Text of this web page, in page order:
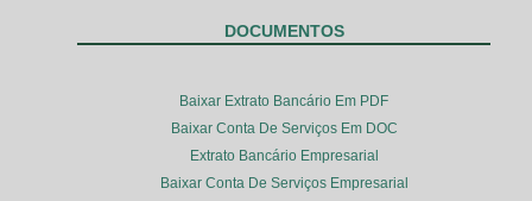
DOCUMENTOS
Baixar Extrato Bancário Em PDF
Baixar Conta De Serviços Em DOC
Extrato Bancário Empresarial
Baixar Conta De Serviços Empresarial